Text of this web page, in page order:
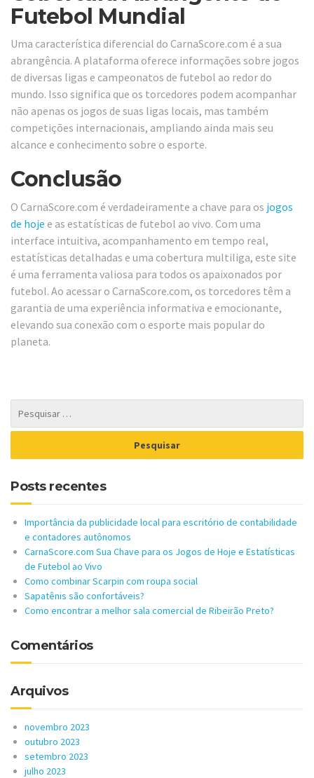
Futebol Mundial
Uma característica diferencial do CarnaScore.com é a sua
abrangência. A plataforma oferece informações sobre jogos
de diversas ligas e campeonatos de futebol ao redor do
mundo. Isso significa que os torcedores podem acompanhar
não apenas os jogos de suas ligas locais, mas também
competições internacionais, ampliando ainda mais seu
alcance e conhecimento sobre o esporte.
Conclusão
O CarnaScore.com é verdadeiramente a chave para os jogos
de hoje e as estatísticas de futebol ao vivo. Com uma
interface intuitiva, acompanhamento em tempo real,
estatísticas detalhadas e uma cobertura multiliga, este site
é uma ferramenta valiosa para todos os apaixonados por
futebol. Ao acessar o CarnaScore.com, os torcedores têm a
garantia de uma experiência informativa e emocionante,
elevando sua conexão com o esporte mais popular do
planeta.
Posts recentes
Importância da publicidade local para escritório de contabilidade
e contadores autônomos
CarnaScore.com Sua Chave para os Jogos de Hoje e Estatísticas
de Futebol ao Vivo
Como combinar Scarpin com roupa social
Sapatênis são confortáveis?
Como encontrar a melhor sala comercial de Ribeirão Preto?
Comentários
Arquivos
novembro 2023
outubro 2023
setembro 2023
julho 2023